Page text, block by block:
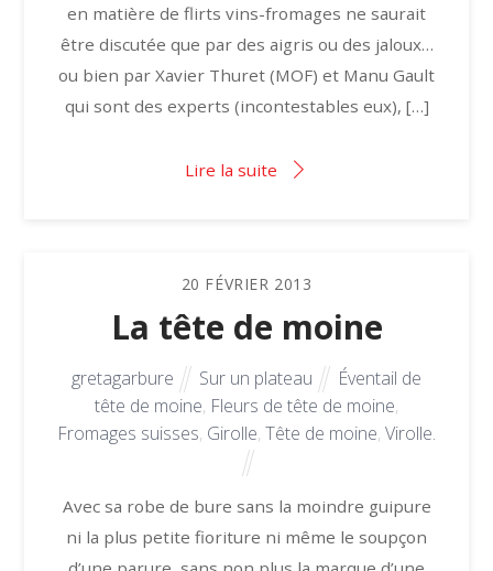
en matière de flirts vins-fromages ne saurait
être discutée que par des aigris ou des jaloux…
ou bien par Xavier Thuret (MOF) et Manu Gault
qui sont des experts (incontestables eux), […]
Lire la suite
20 FÉVRIER 2013
La tête de moine
gretagarbure Sur un plateau
Éventail de
tête de moine, Fleurs de tête de moine,
Fromages suisses, Girolle, Tête de moine, Virolle.
Avec sa robe de bure sans la moindre guipure
ni la plus petite fioriture ni même le soupçon